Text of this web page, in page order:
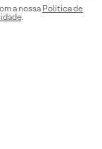
a nossa Política de
.